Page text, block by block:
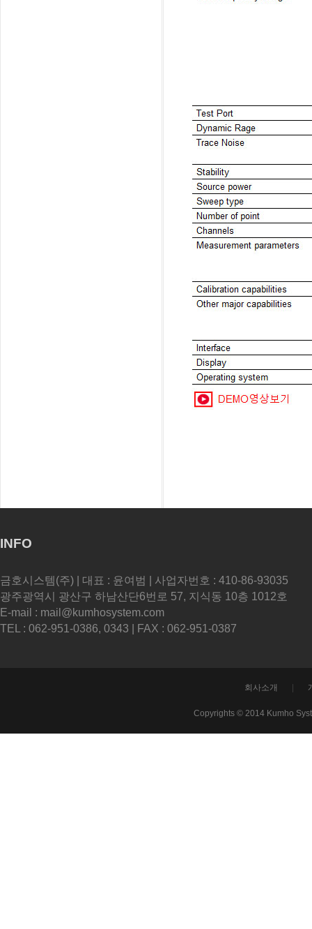
INFO
금호시스템(주) | 대표 : 윤여범 | 사업자번호 : 410-86-93035
광주광역시 광산구 하남산단6번로 57, 지식동 10층 1012호
E-mail : mail@kumhosystem.com
TEL : 062-951-0386, 0343 | FAX : 062-951-0387
회사소개
Copyrights © 2014 Kumho